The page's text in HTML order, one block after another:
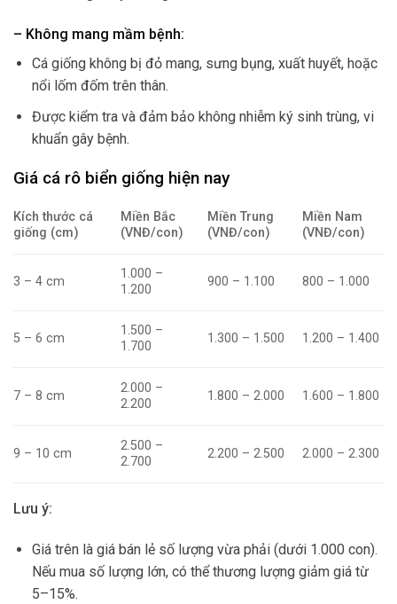
– Không mang mầm bệnh:
Cá giống không bị đỏ mang, sưng bụng, xuất huyết, hoặc
nổi lốm đốm trên thân.
Được kiểm tra và đảm bảo không nhiễm ký sinh trùng, vi
khuẩn gây bệnh.
Giá cá rô biển giống hiện nay
Kích thước cá
giống (cm)
Miền Bắc
(VNĐ/con)
Miền Trung
(VNĐ/con)
Miền Nam
(VNĐ/con)
3 – 4 cm
1.000 –
1.200
900 – 1.100 800 – 1.000
5 – 6 cm
1.500 –
1.700
1.300 – 1.500 1.200 – 1.400
7 – 8 cm
2.000 –
2.200
1.800 – 2.000 1.600 – 1.800
9 – 10 cm
2.500 –
2.700
2.200 – 2.500 2.000 – 2.300
Lưu ý:
Giá trên là giá bán lẻ số lượng vừa phải (dưới 1.000 con).
Nếu mua số lượng lớn, có thể thương lượng giảm giá từ
5–15%.